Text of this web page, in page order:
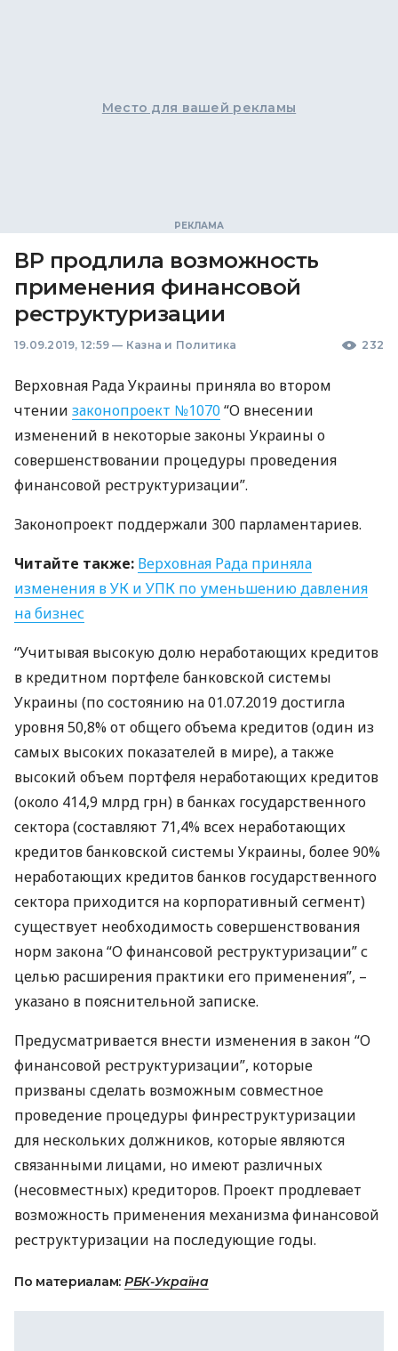
Место для вашей рекламы
ВР продлила возможность
применения финансовой
реструктуризации
19.09.2019, 12:59 — Казна и Политика 232
Верховная Рада Украины приняла во втором
чтении законопроект №1070“О внесении
изменений в некоторые законы Украины о
совершенствовании процедуры проведения
финансовой реструктуризации”.
Законопроект поддержали 300 парламентариев.
Читайте также: Верховная Рада приняла
изменения в УК и УПК по уменьшению давления
на бизнес
“Учитывая высокую долю неработающих кредитов
в кредитном портфеле банковской системы
Украины (по состоянию на 01.07.2019 достигла
уровня 50,8% от общего объема кредитов (один из
самых высоких показателей в мире), а также
высокий объем портфеля неработающих кредитов
(около 414,9 млрд грн) в банках государственного
сектора (составляют 71,4% всех неработающих
кредитов банковской системы Украины, более 90%
неработающих кредитов банков государственного
сектора приходится на корпоративный сегмент)
существует необходимость совершенствования
норм закона “О финансовой реструктуризации” с
целью расширения практики его применения”, –
указано в пояснительной записке.
Предусматривается внести изменения в закон “О
финансовой реструктуризации”, которые
призваны сделать возможным совместное
проведение процедуры финреструктуризации
для нескольких должников, которые являются
связанными лицами, но имеют различных
(несовместных) кредиторов. Проект продлевает
возможность применения механизма финансовой
реструктуризации на последующие годы.
По материалам: РБК-Україна